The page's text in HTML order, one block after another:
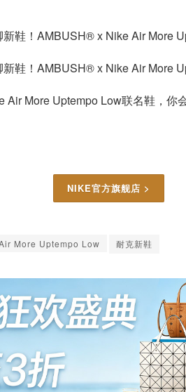
More Uptempo Low联名鞋，你
NIKE官方旗舰店 >
More Uptempo Low 耐克新鞋